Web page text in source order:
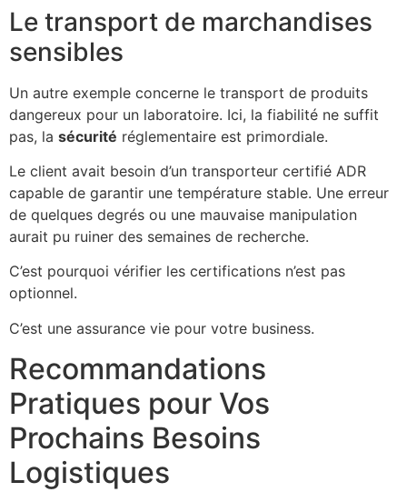
Le transport de marchandises
sensibles
Un autre exemple concerne le transport de produits
dangereux pour un laboratoire. Ici, la fiabilité ne suffit
pas, la sécurité réglementaire est primordiale.
Le client avait besoin d’un transporteur certifié ADR
capable de garantir une température stable. Une erreur
de quelques degrés ou une mauvaise manipulation
aurait pu ruiner des semaines de recherche.
C’est pourquoi vérifier les certifications n’est pas
optionnel.
C’est une assurance vie pour votre business.
Recommandations
Pratiques pour Vos
Prochains Besoins
Logistiques